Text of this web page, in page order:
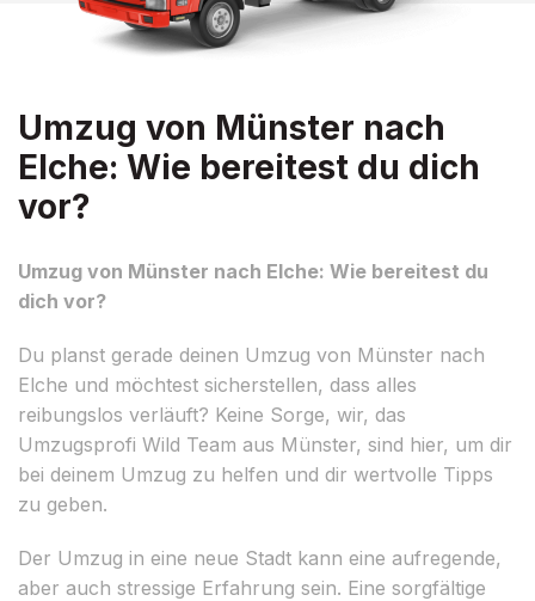
Umzug von Münster nach
Elche: Wie bereitest du dich
vor?
Umzug von Münster nach Elche: Wie bereitest du
dich vor?
Du planst gerade deinen Umzug von Münster nach
Elche und möchtest sicherstellen, dass alles
reibungslos verläuft? Keine Sorge, wir, das
Umzugsprofi Wild Team aus Münster, sind hier, um dir
bei deinem Umzug zu helfen und dir wertvolle Tipps
zu geben.
Der Umzug in eine neue Stadt kann eine aufregende,
aber auch stressige Erfahrung sein. Eine sorgfältige